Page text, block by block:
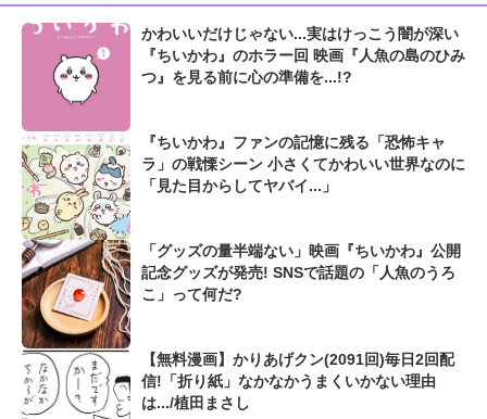
かわいいだけじゃない...実はけっこう闇が深い
『ちいかわ』のホラー回 映画『人魚の島のひみ
つ』を見る前に心の準備を...!?
『ちいかわ』ファンの記憶に残る「恐怖キャ
ラ」の戦慄シーン 小さくてかわいい世界なのに
「見た目からしてヤバイ...」
「グッズの量半端ない」映画『ちいかわ』公開
記念グッズが発売! SNSで話題の「人魚のうろ
こ」って何だ?
【無料漫画】かりあげクン(2091回)毎日2回配
信!「折り紙」なかなかうまくいかない理由
は.../植田まさし